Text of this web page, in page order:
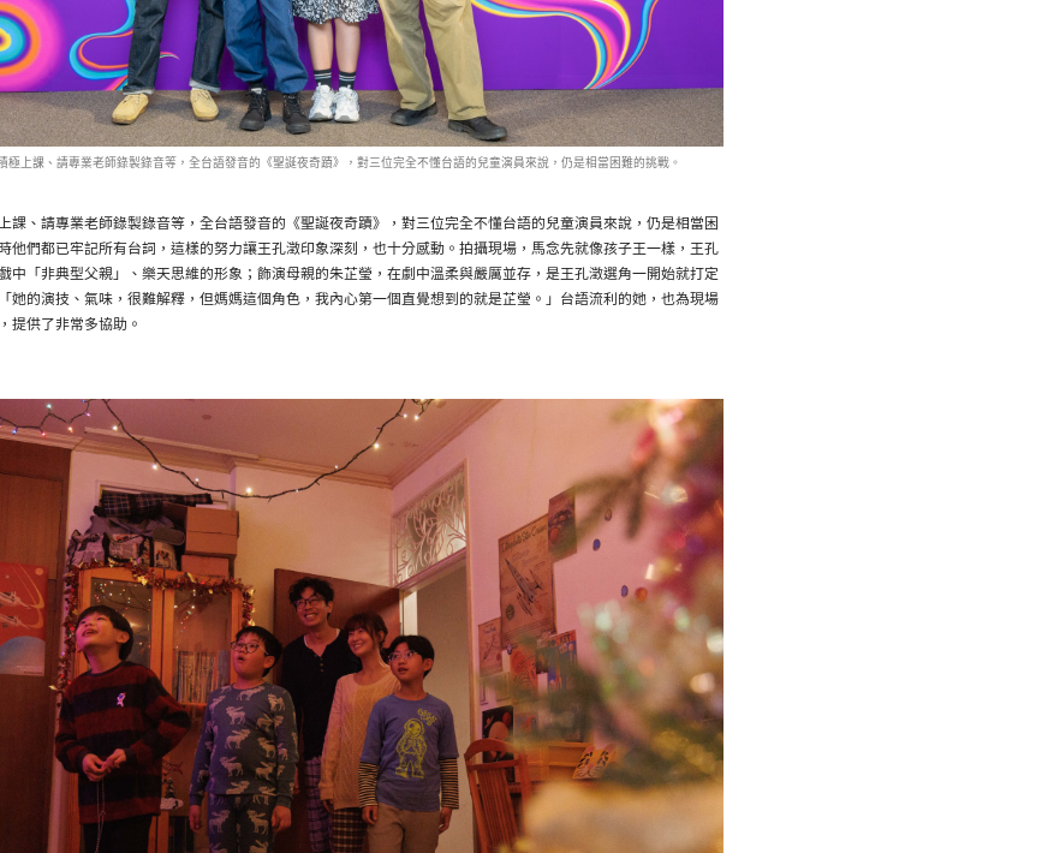
極上課、請專業老師錄製錄音等，全台語發音的《聖誕夜奇蹟》，對三位完全不懂台語的兒童演員來說，仍是相當困難的挑戰。
課、請專業老師錄製錄音等，全台語發音的《聖誕夜奇蹟》，對三位完全不懂台語的兒童演員來說，仍是相當困
他們都已牢記所有台詞，這樣的努力讓王孔澂印象深刻，也十分感動。拍攝現場，馬念先就像孩子王一樣，王孔
中「非典型父親」、樂天思維的形象；飾演母親的朱芷瑩，在劇中溫柔與嚴厲並存，是王孔澂選角一開始就打定
她的演技、氣味，很難解釋，但媽媽這個角色，我內心第一個直覺想到的就是芷瑩。」台語流利的她，也為現場
提供了非常多協助。